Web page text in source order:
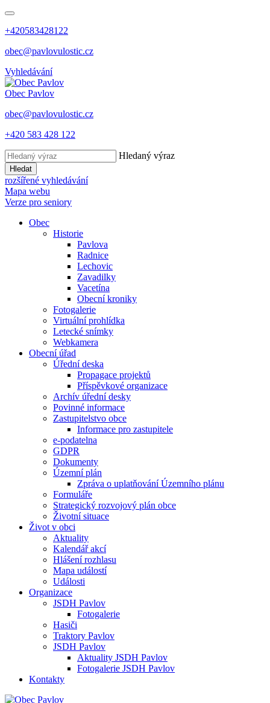
+420583428122
obec@pavlovulostic.cz
Vyhledávání
Obec Pavlov
obec@pavlovulostic.cz
+420 583 428 122
Hledaný výraz
Hledat
rozšířené vyhledávání
Mapa webu
Verze pro seniory
Obec
Historie
Pavlova
Radnice
Lechovic
Zavadilky
Vacetína
Obecní kroniky
Fotogalerie
Virtuální prohlídka
Letecké snímky
Webkamera
Obecní úřad
Úřední deska
Propagace projektů
Příspěvkové organizace
Archív úřední desky
Povinné informace
Zastupitelstvo obce
Informace pro zastupitele
e-podatelna
GDPR
Dokumenty
Územní plán
Zpráva o uplatňování Územního plánu
Formuláře
Strategický rozvojový plán obce
Životní situace
Život v obci
Aktuality
Kalendář akcí
Hlášení rozhlasu
Mapa událostí
Události
Organizace
JSDH Pavlov
Fotogalerie
Hasiči
Traktory Pavlov
JSDH Pavlov
Aktuality JSDH Pavlov
Fotogalerie JSDH Pavlov
Kontakty